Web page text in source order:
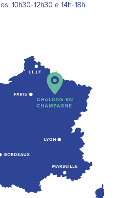
10h30-12h30 e 14h-18h.